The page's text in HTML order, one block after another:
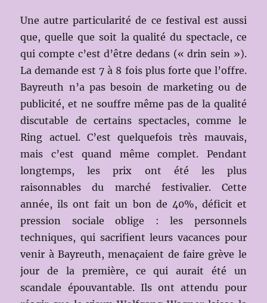
Une autre particularité de ce festival est aussi
que, quelle que soit la qualité du spectacle, ce
qui compte c’est d’être dedans (« drin sein »).
La demande est 7 à 8 fois plus forte que l’offre.
Bayreuth n’a pas besoin de marketing ou de
publicité, et ne souffre même pas de la qualité
discutable de certains spectacles, comme le
Ring actuel. C’est quelquefois très mauvais,
mais c’est quand même complet. Pendant
longtemps, les prix ont été les plus
raisonnables du marché festivalier. Cette
année, ils ont fait un bon de 40%, déficit et
pression sociale oblige : les personnels
techniques, qui sacrifient leurs vacances pour
venir à Bayreuth, menaçaient de faire grève le
jour de la première, ce qui aurait été un
scandale épouvantable. Ils ont attendu pour